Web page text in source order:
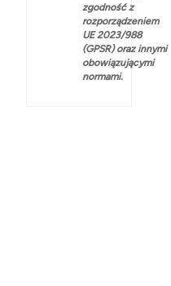
zgodność z
rozporządzeniem
UE 2023/988
(GPSR) oraz innymi
obowiązującymi
normami.